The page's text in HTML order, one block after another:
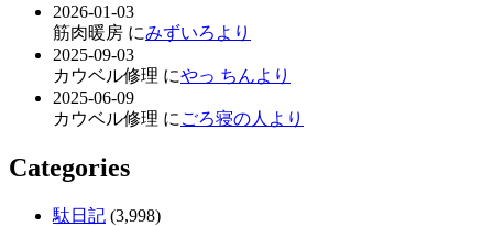
2026-01-03
筋肉暖房 にみずいろより
2025-09-03
カウベル修理 にやっ ちんより
2025-06-09
カウベル修理 に ごろ寝の人より
Categories
駄日記 (3,998)